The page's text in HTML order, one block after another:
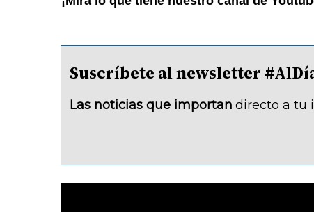
Suscríbete al newsletter
Las noticias que importan directo a tu